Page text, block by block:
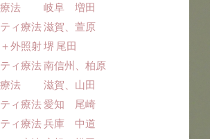
療法 岐阜 増田
ィ療法 滋賀、萱原
外照射 堺 尾田
ィ療法 南信州、柏原
療法 滋賀、山田
ティ療法 愛知 尾崎
ティ療法 兵庫 中道